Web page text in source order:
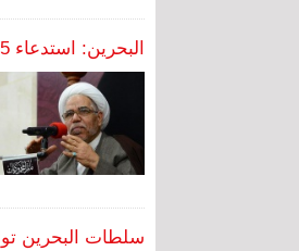
البحرين: استدعاء 5 رجال دين شيعة ورادود واعتقال اثنين منهم الجمعة
سلطات البحرين